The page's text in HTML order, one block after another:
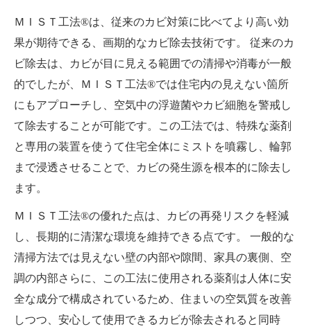
ＭＩＳＴ工法®は、従来のカビ対策に比べてより高い効
果が期待できる、画期的なカビ除去技術です。 従来のカ
ビ除去は、カビが目に見える範囲での清掃や消毒が一般
的でしたが、ＭＩＳＴ工法®では住宅内の見えない箇所
にもアプローチし、空気中の浮遊菌やカビ細胞を警戒し
て除去することが可能です。この工法では、特殊な薬剤
と専用の装置を使うて住宅全体にミストを噴霧し、輪郭
まで浸透させることで、カビの発生源を根本的に除去し
ます。
ＭＩＳＴ工法®の優れた点は、カビの再発リスクを軽減
し、長期的に清潔な環境を維持できる点です。 一般的な
清掃方法では見えない壁の内部や隙間、家具の裏側、空
調の内部さらに、この工法に使用される薬剤は人体に安
全な成分で構成されているため、住まいの空気質を改善
しつつ、安心して使用できるカビが除去されると同時